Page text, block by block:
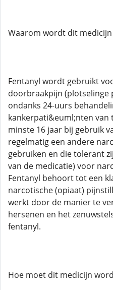
Waarom wordt dit
Fentanyl wordt gebruikt
doorbraakpijn (plotselinge
ondanks 24-uurs
kankerpati&euml;nten van
minste 16 jaar bij gebruik
regelmatig een andere
gebruiken en die tolerant
van de medicatie) voor
Fentanyl behoort tot een
narcotische (opiaat)
werkt door de manier te
hersenen en het
fentanyl.
Hoe moet dit medicijn